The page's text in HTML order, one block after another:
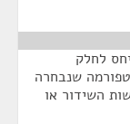
לחלק
שנבחרה
השידור או